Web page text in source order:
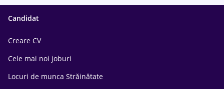
Candidat
Creare CV
Cele mai noi joburi
Locuri de munca Străinătate